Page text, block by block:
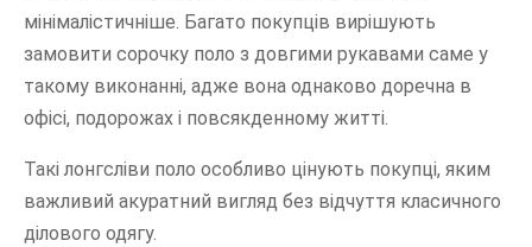
мінімалістичніше. Багато покупців вирішують
замовити сорочку поло з довгими рукавами саме у
такому виконанні, адже вона однаково доречна в
офісі, подорожах і повсякденному житті.
Такі лонгсліви поло особливо цінують покупці, яким
важливий акуратний вигляд без відчуття класичного
ділового одягу.